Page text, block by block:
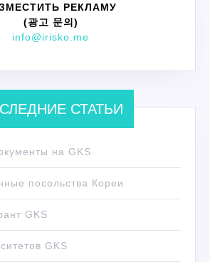
РЕКЛАМУ
(광고 문의)
info@irisko.me
СТАТЬИ
на GKS
посольства Кореи
GKS
GKS